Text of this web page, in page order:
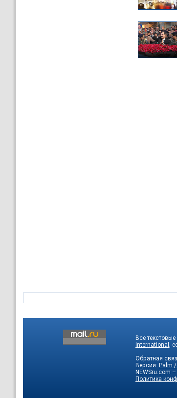
Все
International ,
Обратная
Версии: Palm
NEWSru.com
Политика